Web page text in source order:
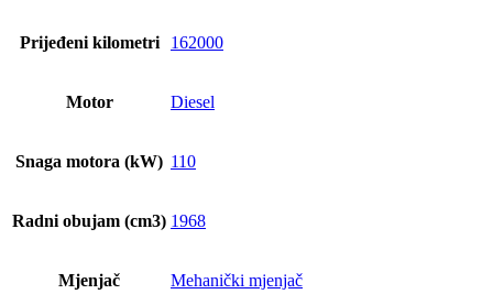
Prijeđeni kilometri 162000
Motor Diesel
Snaga motora (kW) 110
Radni obujam (cm3) 1968
Mjenjač Mehanički mjenjač